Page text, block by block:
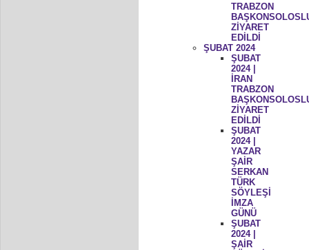
TRABZON
ZİYARET
EDİLDİ
ŞUBAT 2024
ŞUBAT
2024 |
İRAN
TRABZON
ZİYARET
EDİLDİ
ŞUBAT
2024 |
YAZAR
ŞAİR
SERKAN
TÜRK
SÖYLEŞİ
İMZA
GÜNÜ
ŞUBAT
2024 |
ŞAİR